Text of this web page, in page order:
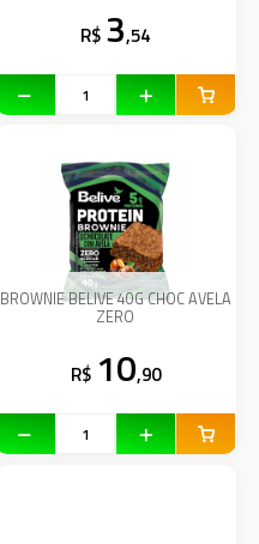
R$ 3,54
BROWNIE BELIVE 40G CHOC AVELA
ZERO
R$ 10,90